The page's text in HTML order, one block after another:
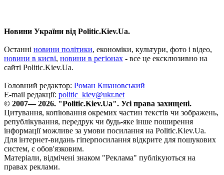
Новини України від Politic.Kiev.Ua.
Останні новини політики, економіки, культури, фото і відео,
новини в києві, новини в регіонах - все це ексклюзивно на
сайті Politic.Kiev.Ua.
Головний редактор: Роман Кшановський
E-mail редакції: politic_kiev@ukr.net
© 2007— 2026. "Politic.Kiev.Ua". Усі права захищені.
Цитування, копіювання окремих частин текстів чи зображень,
републікування, передрук чи будь-яке інше поширення
інформації можливе за умови посилання на Politic.Kiev.Ua.
Для інтернет-видань гіперпосилання відкрите для пошукових
систем, є обов'язковим.
Матеріали, відмічені знаком "Реклама" публікуються на
правах реклами.